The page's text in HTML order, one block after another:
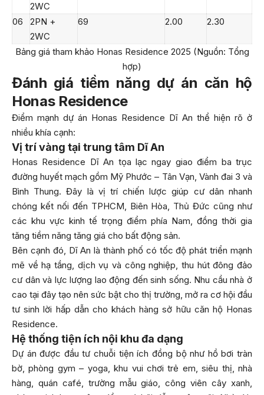
2WC
06
2PN +
2WC
69 2.00 2.30
Bảng giá tham khảo Honas Residence 2025 (Nguồn: Tổng
hợp)
Đánh giá tiềm năng dự án căn hộ
Honas Residence
Điểm mạnh dự án Honas Residence Dĩ An thể hiện rõ ở
nhiều khía cạnh:
Vị trí vàng tại trung tâm Dĩ An
Honas Residence Dĩ An tọa lạc ngay giao điểm ba trục
đường huyết mạch gồm Mỹ Phước – Tân Vạn, Vành đai 3 và
Bình Thung. Đây là vị trí chiến lược giúp cư dân nhanh
chóng kết nối đến TPHCM, Biên Hòa, Thủ Đức cũng như
các khu vực kinh tế trọng điểm phía Nam, đồng thời gia
tăng tiềm năng tăng giá cho bất động sản.
Bên cạnh đó, Dĩ An là thành phố có tốc độ phát triển mạnh
mẽ về hạ tầng, dịch vụ và công nghiệp, thu hút đông đảo
cư dân và lực lượng lao động đến sinh sống. Nhu cầu nhà ở
cao tại đây tạo nên sức bật cho thị trường, mở ra cơ hội đầu
tư sinh lời hấp dẫn cho khách hàng sở hữu căn hộ Honas
Residence.
Hệ thống tiện ích nội khu đa dạng
Dự án được đầu tư chuỗi tiện ích đồng bộ như hồ bơi tràn
bờ, phòng gym – yoga, khu vui chơi trẻ em, siêu thị, nhà
hàng, quán café, trường mẫu giáo, công viên cây xanh,